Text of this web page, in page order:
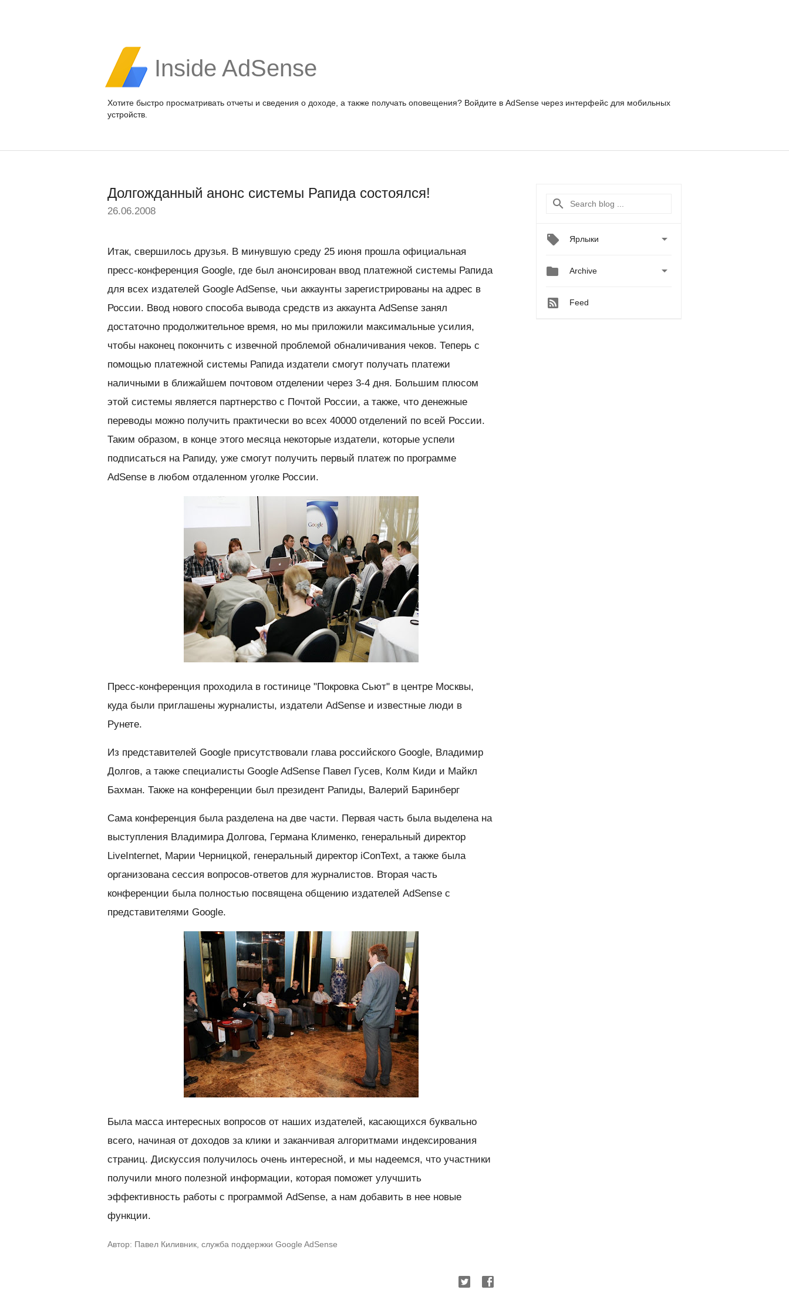
Inside AdSense
Хотите быстро просматривать отчеты и сведения о доходе, а также получать оповещения? Войдите в AdSense через интерфейс для мобильных
устройств.
Долгожданный анонс системы Рапида состоялся!
26.06.2008
Итак, свершилось друзья. В минувшую среду 25 июня прошла официальная
пресс-конференция Google, где был анонсирован ввод платежной системы Рапида
для всех издателей Google AdSense, чьи аккаунты зарегистрированы на адрес в
России. Ввод нового способа вывода средств из аккаунта AdSense занял
достаточно продолжительное время, но мы приложили максимальные усилия,
чтобы наконец покончить с извечной проблемой обналичивания чеков. Теперь с
помощью платежной системы Рапида издатели смогут получать платежи
наличными в ближайшем почтовом отделении через 3-4 дня. Большим плюсом
этой системы является партнерство с Почтой России, а также, что денежные
переводы можно получить практически во всех 40000 отделений по всей России.
Таким образом, в конце этого месяца некоторые издатели, которые успели
подписаться на Рапиду, уже смогут получить первый платеж по программе
AdSense в любом отдаленном уголке России.
Пресс-конференция проходила в гостинице "Покровка Сьют" в центре Москвы,
куда были приглашены журналисты, издатели AdSense и известные люди в
Рунете.
Из представителей Google присутствовали глава российского Google, Владимир
Долгов, а также специалисты Google AdSense Павел Гусев, Колм Киди и Майкл
Бахман. Также на конференции был президент Рапиды, Валерий Баринберг
Сама конференция была разделена на две части. Первая часть была выделена на
выступления Владимира Долгова, Германа Клименко, генеральный директор
LiveInternet, Марии Черницкой, генеральный директор iConText, а также была
организована сессия вопросов-ответов для журналистов. Вторая часть
конференции была полностью посвящена общению издателей AdSense с
представителями Google.
Была масса интересных вопросов от наших издателей, касающихся буквально
всего, начиная от доходов за клики и заканчивая алгоритмами индексирования
страниц. Дискуссия получилось очень интересной, и мы надеемся, что участники
получили много полезной информации, которая поможет улучшить
эффективность работы с программой AdSense, а нам добавить в нее новые
функции.
Автор: Павел Киливник, служба поддержки Google AdSense
Ярлыки 
 Archive 
Feed